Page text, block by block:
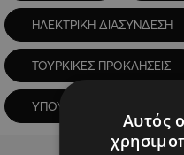
ΗΛΕΚΤΡΙΚΗ ΔΙΑΣΥΝΔΕΣΗ
ΤΟΥΡΚΙΚΕΣ ΠΡΟΚΛΗΣΕΙΣ
ΥΠΟΥΡΓΟΣ ΟΙΚΟΝΟΜΙΚΩΝ
Advertisement
Αυτός